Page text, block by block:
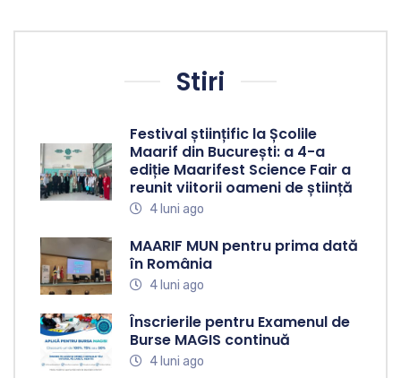
Stiri
Festival științific la Școlile
Maarif din București: a 4-a
ediție Maarifest Science Fair a
reunit viitorii oameni de știință
4 luni ago
MAARIF MUN pentru prima dată
în România
4 luni ago
Înscrierile pentru Examenul de
Burse MAGIS continuă
4 luni ago